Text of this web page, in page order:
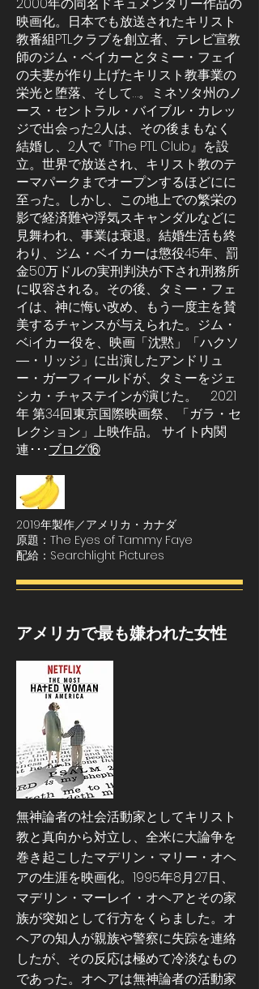
映画化。日本でも放送されたキリスト
教番組PTLクラブを創立者、テレビ宣教
師のジム・ベイカーとタミー・フェイ
の夫妻が作り上げたキリスト教事業の
栄光と堕落、そして…。ミネソタ州のノ
ース・セントラル・バイブル・カレッ
ジで出会った2人は、その後まもなく
結婚し、2人で『The PTL Club』を設
立。世界で放送され、キリスト教のテ
ーマパークまでオープンするほどにに
至った。しかし、この地上での繁栄の
影で経済難や浮気スキャンダルなどに
見舞われ、事業は衰退。結婚生活も終
わり、 ジム・ベイカーは懲役45年、罰
金50万ドルの実刑判決が下され刑務所
に収容される。その後、タミー・フェ
イは、神に悔い改め、もう一度主を賛
美するチャンスが与えられた。 ジム・
ベiイカー役を、映画「沈黙」「ハクソ
―・リッジ」に出演したアンドリュ
ー・ガーフィールドが、タミーをジェ
シカ・チャステインが演じた。 2021
年 第34回東京国際映画祭、「ガラ・セ
レクション」上映作品。 サイト内関
連･･･ブログ⑯
2019年製作／アメリカ・カナダ
原題：The Eyes of Tammy Faye
配給：Searchlight Pictures
アメリカで最も嫌われた女性
無神論者の社会活動家としてキリスト
教と真向から対立し、全米に大論争を
巻き起こしたマデリン・マリー・オヘ
アの生涯を映画化。1995年8月27日、
マデリン・マーレイ・オヘアとその家
族が突如として行方をくらました。オ
ヘアの知人が親族や警察に失踪を連絡
したが、その反応は極めて冷淡なもの
であった。オヘアは無神論者の活動家